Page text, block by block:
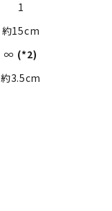
1
約15cm
∞ (*2)
約3.5cm